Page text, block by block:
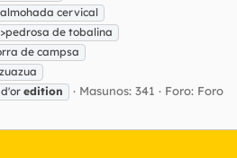
cervical
de tobalina
de campsa
d'or edition Masunos: 341 Foro: Foro